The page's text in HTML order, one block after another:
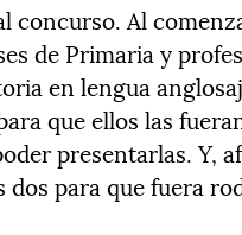
concurso. Al
de Primaria y
en lengua
que ellos las
presentarlas. Y,
para que fuera